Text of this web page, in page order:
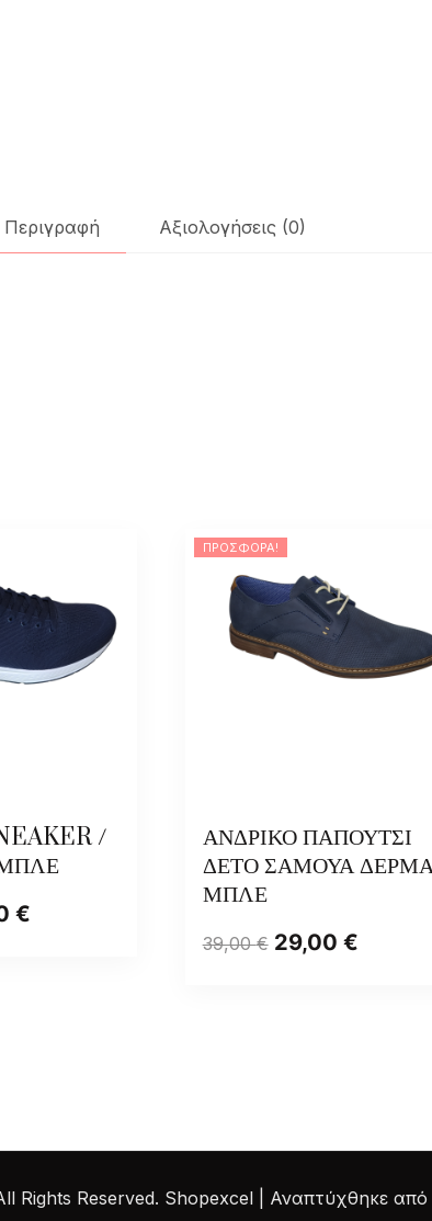
Περιγραφή Αξιολογήσεις (0)
/
€
ΠΡΟΣΦΟΡΆ!
ΑΝΔΡΙΚΟ ΠΑΠΟΥΤΣΙ
ΔΕΤΟ ΣΑΜΟΥΑ
ΜΠΛΕ
39,00€ 29,00 €
Rights Reserved. Shopexcel | Αναπτύχθηκε από